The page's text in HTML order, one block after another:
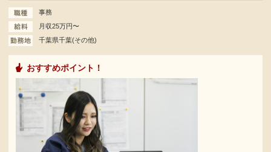
事務
月収25万円〜
千葉県千葉(その他)
おすすめポイント！